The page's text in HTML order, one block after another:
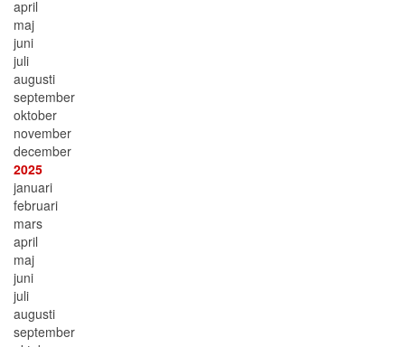
april
maj
juni
juli
augusti
september
oktober
november
december
2025
januari
februari
mars
april
maj
juni
juli
augusti
september